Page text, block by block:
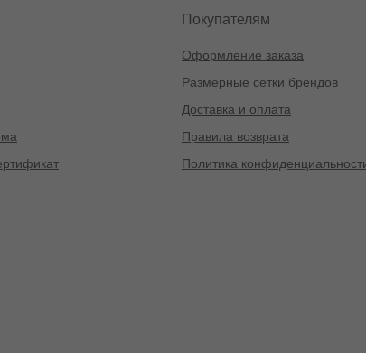
Оформление заказа
Размерные сетки брендов
Доставка и оплата
Правила возврата
Политика
Покупателям